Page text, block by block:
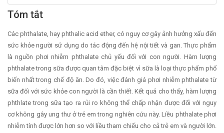
Main Article Content
Tóm tắt
Các phthalate, hay phthalic acid ether, có nguy cơ gây ảnh hưởng xấu đến
sức khỏe người sử dụng do tác động đến hệ nội tiết và gan. Thực phẩm
là nguồn phơi nhiễm phthalate chủ yếu đối với con người. Hàm lượng
phthalate trong sữa được quan tâm đặc biệt vì sữa là loại thực phẩm phổ
biến nhất trong chế độ ăn. Do đó, việc đánh giá phơi nhiễm phthalate từ
sữa đối với sức khỏe con người là cần thiết. Kết quả cho thấy, hàm lượng
phthlate trong sữa tạo ra rủi ro không thể chấp nhận được đối với nguy
cơ không gây ung thư ở trẻ em trong nghiên cứu này. Liều phthalate phơi
nhiễm tính được lớn hơn so với liều tham chiếu cho cả trẻ em và người lớn.